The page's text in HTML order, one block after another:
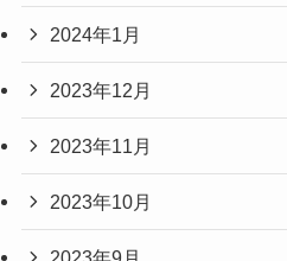
2024年1月
2023年12月
2023年11月
2023年10月